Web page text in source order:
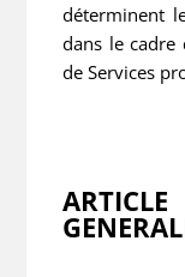
déterminent
dans le
de Services